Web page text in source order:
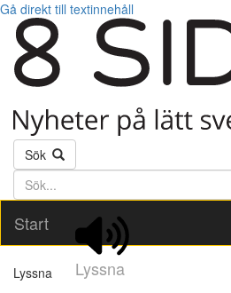
Gå direkt till textinnehåll
Sök
Söktext
Start
Lyssna
Lyssna